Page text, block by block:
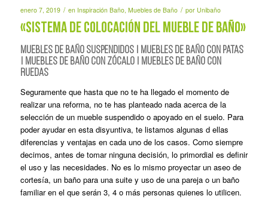
enero 7, 2019 / en Inspiración Baño, Muebles de Baño / por Unibaño
«Sistema de colocación del mueble de baño»
Muebles de baño suspendidos | Muebles de baño con patas
| Muebles de baño con zócalo | Muebles de baño con
ruedas
Seguramente que hasta que no te ha llegado el momento de
realizar una reforma, no te has planteado nada acerca de la
selección de un mueble suspendido o apoyado en el suelo. Para
poder ayudar en esta disyuntiva, te listamos algunas d ellas
diferencias y ventajas en cada uno de los casos. Como siempre
decimos, antes de tomar ninguna decisión, lo primordial es definir
el uso y las necesidades. No es lo mismo proyectar un aseo de
cortesía, un baño para una suite y uso de una pareja o un baño
familiar en el que serán 3, 4 o más personas quienes lo utilicen.